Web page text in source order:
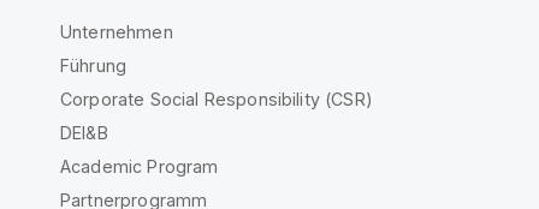
Unternehmen
Führung
Corporate Social Responsibility (CSR)
DEI&B
Academic Program
Partnerprogramm